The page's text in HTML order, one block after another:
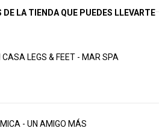
LA TIENDA QUE PUEDES LLEVARTE
CASA LEGS & FEET - MAR SPA
- UN AMIGO MÁS